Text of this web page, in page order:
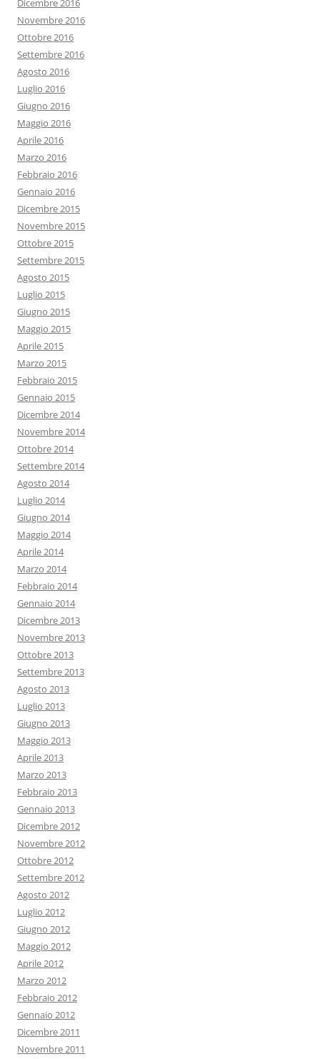
Dicembre 2016
Novembre 2016
Ottobre 2016
Settembre 2016
Agosto 2016
Luglio 2016
Giugno 2016
Maggio 2016
Aprile 2016
Marzo 2016
Febbraio 2016
Gennaio 2016
Dicembre 2015
Novembre 2015
Ottobre 2015
Settembre 2015
Agosto 2015
Luglio 2015
Giugno 2015
Maggio 2015
Aprile 2015
Marzo 2015
Febbraio 2015
Gennaio 2015
Dicembre 2014
Novembre 2014
Ottobre 2014
Settembre 2014
Agosto 2014
Luglio 2014
Giugno 2014
Maggio 2014
Aprile 2014
Marzo 2014
Febbraio 2014
Gennaio 2014
Dicembre 2013
Novembre 2013
Ottobre 2013
Settembre 2013
Agosto 2013
Luglio 2013
Giugno 2013
Maggio 2013
Aprile 2013
Marzo 2013
Febbraio 2013
Gennaio 2013
Dicembre 2012
Novembre 2012
Ottobre 2012
Settembre 2012
Agosto 2012
Luglio 2012
Giugno 2012
Maggio 2012
Aprile 2012
Marzo 2012
Febbraio 2012
Gennaio 2012
Dicembre 2011
Novembre 2011